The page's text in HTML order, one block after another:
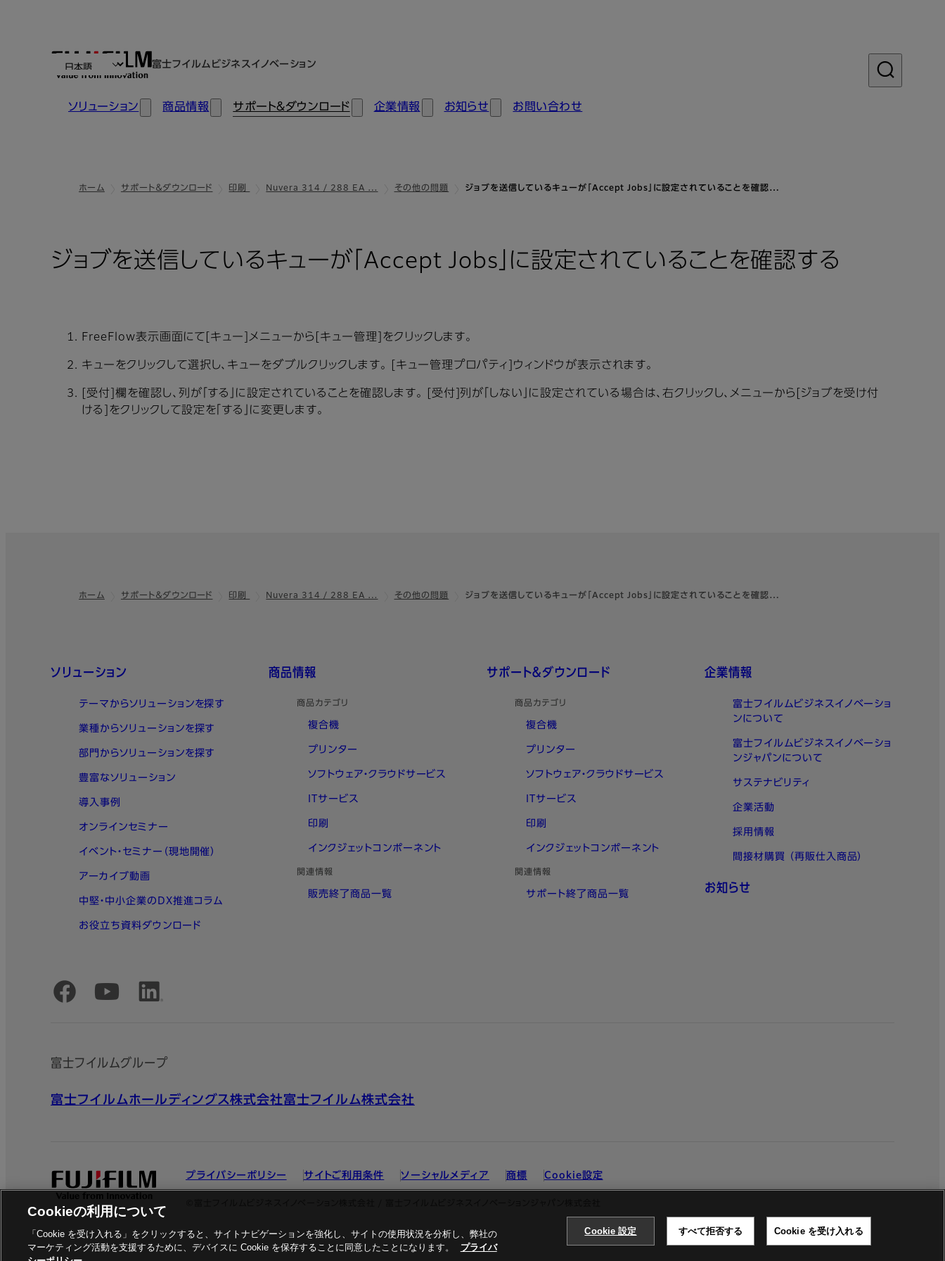
富士フイルムビジネスイノベーション
ソリューション 商品情報 サポート＆ダウンロード 企業情報 お知らせ お問い合わせ
ホーム サポート＆ダウンロード 印刷 Nuvera 314 / 288 EA … その他の問題 ジョブを送信しているキューが「Accept Jobs」に設定されていることを確認…
ジョブを送信しているキューが「Accept Jobs」に設定されていることを確認する
FreeFlow表示画面にて[キュー]メニューから[キュー管理]をクリックします。
キューをクリックして選択し、キューをダブルクリックします。 [キュー管理プロパティ]ウィンドウが表示されます。
[受付]欄を確認し、列が「する」に設定されていることを確認します。 [受付]列が「しない」に設定されている場合は、右クリックし、メニューから[ジョブを受け付
ける]をクリックして設定を「する」に変更します。
ホーム サポート＆ダウンロード 印刷 Nuvera 314 / 288 EA … その他の問題 ジョブを送信しているキューが「Accept Jobs」に設定されていることを確認…
クイックリンク
ソリューション
テーマからソリューションを探す
業種からソリューションを探す
部門からソリューションを探す
豊富なソリューション
導入事例
オンラインセミナー
イベント・セミナー（現地開催）
アーカイブ動画
中堅・中小企業のDX推進コラム
お役立ち資料ダウンロード
商品情報
商品カテゴリ
複合機
プリンター
ソフトウェア・クラウドサービス
ITサービス
印刷
インクジェットコンポーネント
関連情報
販売終了商品一覧
サポート＆ダウンロード
商品カテゴリ
複合機
プリンター
ソフトウェア・クラウドサービス
ITサービス
印刷
インクジェットコンポーネント
関連情報
サポート終了商品一覧
企業情報
富士フイルムビジネスイノベーショ
ンについて
富士フイルムビジネスイノベーショ
ンジャパンについて
サステナビリティ
企業活動
採用情報
間接材購買 （再販仕入商品）
お知らせ
公式SNSアカウント
富士フイルムグループ
富士フイルムホールディングス株式会社富士フイルム株式会社
プライバシーポリシー サイトご利用条件 ソーシャルメディア 商標 Cookie設定
Cookieの利用について
「Cookie を受け入れる」をクリックすると、サイトナビゲーションを強化し、サイトの使用状況を分析し、弊社の
マーケティング活動を支援するために、デバイスに Cookie を保存することに同意したことになります。
プライバ
Cookie 設定 すべて拒否する Cookie を受け入れる